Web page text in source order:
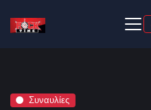
Συναυλίες